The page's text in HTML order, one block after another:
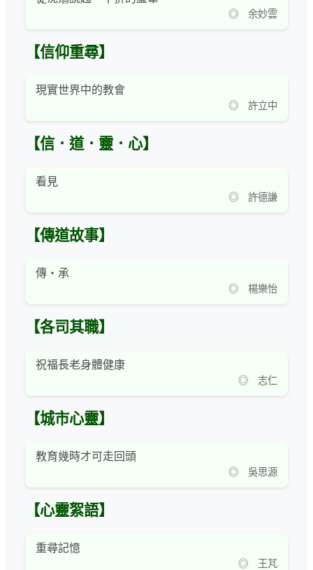
◎ 余妙雲
【信仰重尋】
現實世界中的教會
◎ 許立中
【信．道．靈．心】
看見
◎ 許德謙
【傳道故事】
傳・承
◎ 楊樂怡
【各司其職】
祝福長老身體健康
◎ 志仁
【城市心靈】
教育幾時才可走回頭
◎ 吳思源
【心靈絮語】
重尋記憶
◎ 王芃